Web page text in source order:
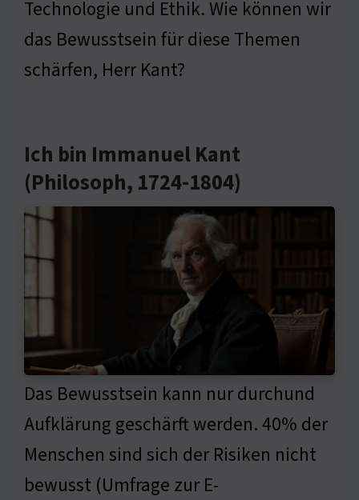
Technologie und Ethik. Wie können wir
das Bewusstsein für diese Themen
schärfen, Herr Kant?
Ich bin Immanuel Kant
(Philosoph, 1724-1804)
Das Bewusstsein kann nur durchund
Aufklärung geschärft werden. 40% der
Menschen sind sich der Risiken nicht
bewusst (Umfrage zur E-